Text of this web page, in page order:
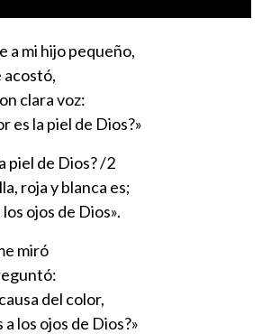
a mi hijo pequeño,
acostó,
clara voz:
es la piel de Dios?»
piel de Dios? /2
roja y blanca es;
ojos de Dios».
miró
del color,
los ojos de Dios?»